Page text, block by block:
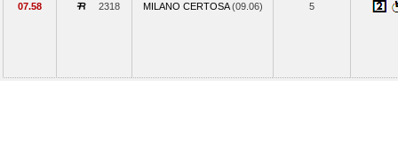
07.58 2318 MILANO CERTOSA(09.06) 5